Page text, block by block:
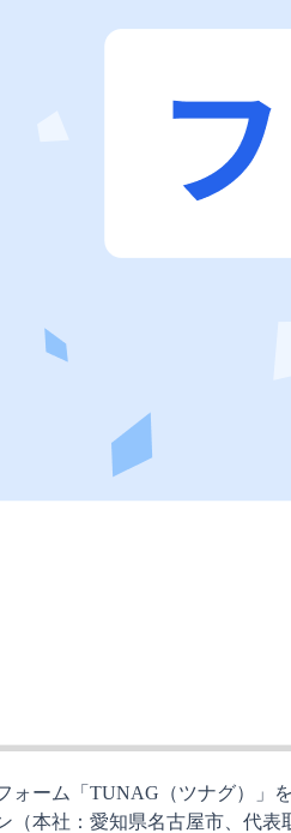
ォーム「TUNAG（ツナグ）」
（本社：愛知県名古屋市、代表